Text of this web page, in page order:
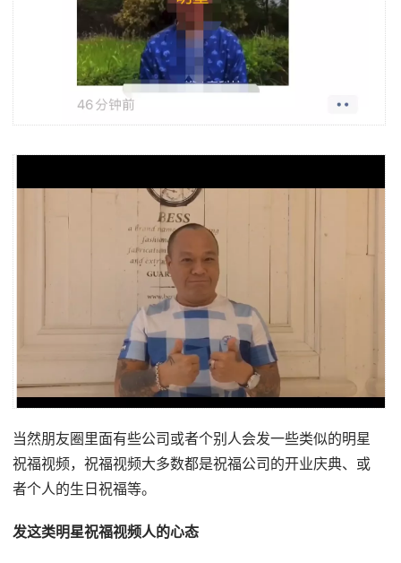
当然朋友圈里面有些公司或者个别人会发一些类似的明星
祝福视频，祝福视频大多数都是祝福公司的开业庆典、或
者个人的生日祝福等。
发这类明星祝福视频人的心态